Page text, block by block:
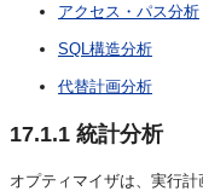
アクセス・パス分析
SQL構造分析
代替計画分析
17.1.1 統計分析
オプティマイザは、実行